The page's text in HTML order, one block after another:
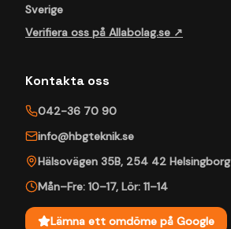
Sverige
Verifiera oss på Allabolag.se ↗
Kontakta oss
042-36 70 90
info@hbgteknik.se
Hälsovägen 35B, 254 42 Helsingborg
Mån–Fre: 10–17, Lör: 11–14
Lämna ett omdöme på Google